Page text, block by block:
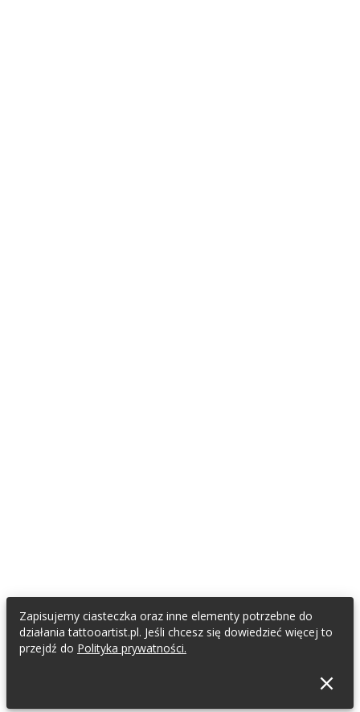
Zapisujemy ciasteczka oraz inne elementy potrzebne do
działania tattooartist.pl. Jeśli chcesz się dowiedzieć więcej to
przejdź do Polityka prywatności.